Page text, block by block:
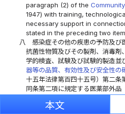
paragraph (2) of the
1947) with training,
necessary support in
stated in the preceding two
八
感染症その他の疾患の予防及び
抗菌性物質及びその製剤、消毒剤
学的検査、試験及び試験的製造並
器等の品質、有効性及び安全性の
十五年法律第百四十五号）第二条
同条第二項に規定する医薬部外品
試験に必要な標準品の製造を行う
本文